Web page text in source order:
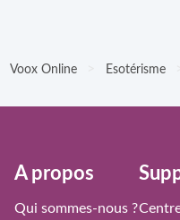
Voox Online Esotérisme
À propos
Qui sommes-nous ?